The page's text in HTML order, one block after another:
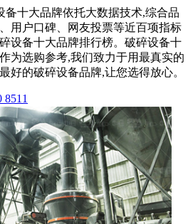
备十大品牌依托大数据技术,综合品
用户口碑、网友投票等近百项指标
设备十大品牌排行榜。破碎设备十
为选购参考,我们致力于用最真实的
好的破碎设备品牌,让您选得放心。
8511